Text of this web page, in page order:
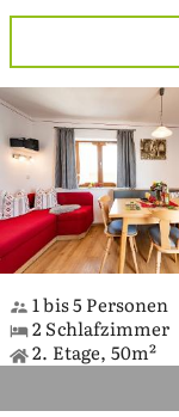
1 bis 5 Personen
2 Schlafzimmer
2. Etage, 50m²